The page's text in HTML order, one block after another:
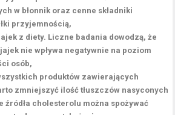
w błonnik oraz cenne składniki
przyjemnością,
z diety. Liczne badania dowodzą, że
nie wpływa negatywnie na poziom
osób,
produktów zawierających
zmniejszyć ilość tłuszczów nasyconych
źródła cholesterolu można spożywać